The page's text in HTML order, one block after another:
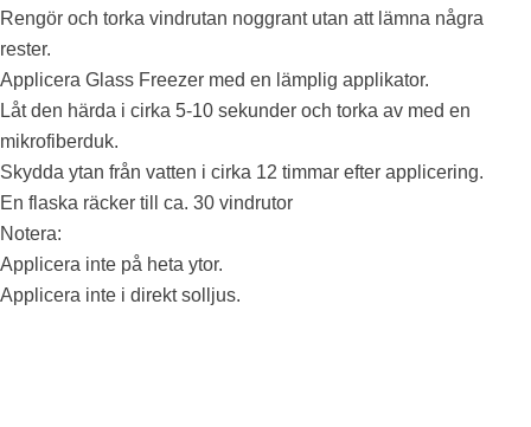
Rengör och torka vindrutan noggrant utan att lämna några
rester.
Applicera Glass Freezer med en lämplig applikator.
Låt den härda i cirka 5-10 sekunder och torka av med en
mikrofiberduk.
Skydda ytan från vatten i cirka 12 timmar efter applicering.
En flaska räcker till ca. 30 vindrutor
Notera:
Applicera inte på heta ytor.
Applicera inte i direkt solljus.